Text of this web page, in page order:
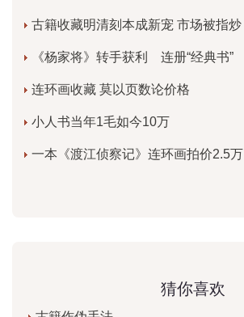
古籍收藏明清刻本成新宠 市场被指炒
《杨家将》转手获利 连册“经典书”
连环画收藏 莫以页数论价格
小人书当年1毛如今10万
一本《渡江侦察记》连环画拍价2.5万
猜你喜欢